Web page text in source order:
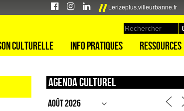
Lerizeplus.villeurbanne.fr
culturelle Info pratiques Ressources
Agenda culturel